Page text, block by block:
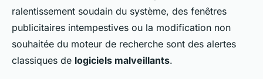
ralentissement soudain du système, des fenêtres
publicitaires intempestives ou la modification non
souhaitée du moteur de recherche sont des alertes
classiques de logiciels malveillants.